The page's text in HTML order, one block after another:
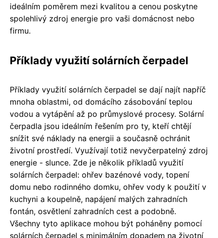
ideálním poměrem mezi kvalitou a cenou poskytne
spolehlivý zdroj energie pro vaši domácnost nebo
firmu.
Příklady využití solárních čerpadel
Příklady využití solárních čerpadel se dají najít napříč
mnoha oblastmi, od domácího zásobování teplou
vodou a vytápění až po průmyslové procesy. Solární
čerpadla jsou ideálním řešením pro ty, kteří chtějí
snížit své náklady na energii a současně ochránit
životní prostředí. Využívají totiž nevyčerpatelný zdroj
energie - slunce. Zde je několik příkladů využití
solárních čerpadel: ohřev bazénové vody, topení
domu nebo rodinného domku, ohřev vody k použití v
kuchyni a koupelně, napájení malých zahradních
fontán, osvětlení zahradních cest a podobně.
Všechny tyto aplikace mohou být poháněny pomocí
solárních čerpadel s minimálním dopadem na životní